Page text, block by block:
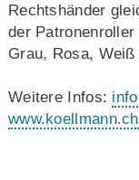
Rechtshänder
der
Grau, Rosa,
Weitere Infos: info
www.koellmann.ch